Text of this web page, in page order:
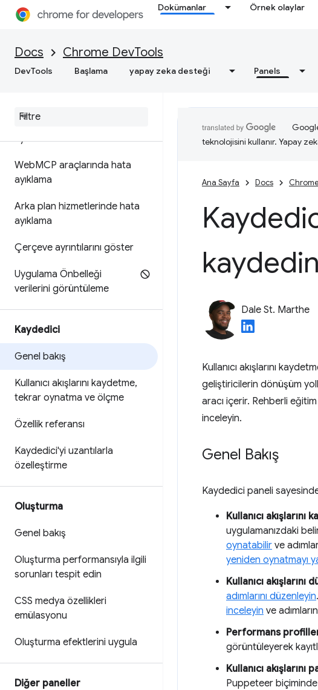
Dokümanlar Örnek olaylar
Docs Chrome DevTools
DevTools Başlama yapay zeka desteği Panels
Çerezleri görüntüleme,
Önbellek verilerini görüntüleme
ayıklama
WebMCP araçlarında hata
ayıklama
Arka plan hizmetlerinde hata
ayıklama
Çerçeve ayrıntılarını göster
Uygulama Önbelleği
verilerini görüntüleme
Kaydedici
Genel bakış
Kullanıcı akışlarını kaydetme,
tekrar oynatma ve ölçme
Özellik referansı
Kaydedici'yi uzantılarla
özelleştirme
Oluşturma
Genel bakış
Oluşturma performansıyla ilgili
sorunları tespit edin
CSS medya özellikleri
emülasyonu
Oluşturma efektlerini uygula
Diğer paneller
teknolojisini kullanır. Yapay
Ana Sayfa Docs
Dale St. Marthe
Kullanıcı akışlarını
geliştiricilerin dönüşüm
aracı içerir. Rehberli
inceleyin.
Genel Bakış
Kaydedici paneli
Kullanıcı
uygulamanızdaki
oynatabilir ve
yeniden oynatmayı
Kullanıcı
adımlarını düzenleyin.
inceleyin ve
Performans
görüntüleyerek kayıtlı
Kullanıcı
Puppeteer